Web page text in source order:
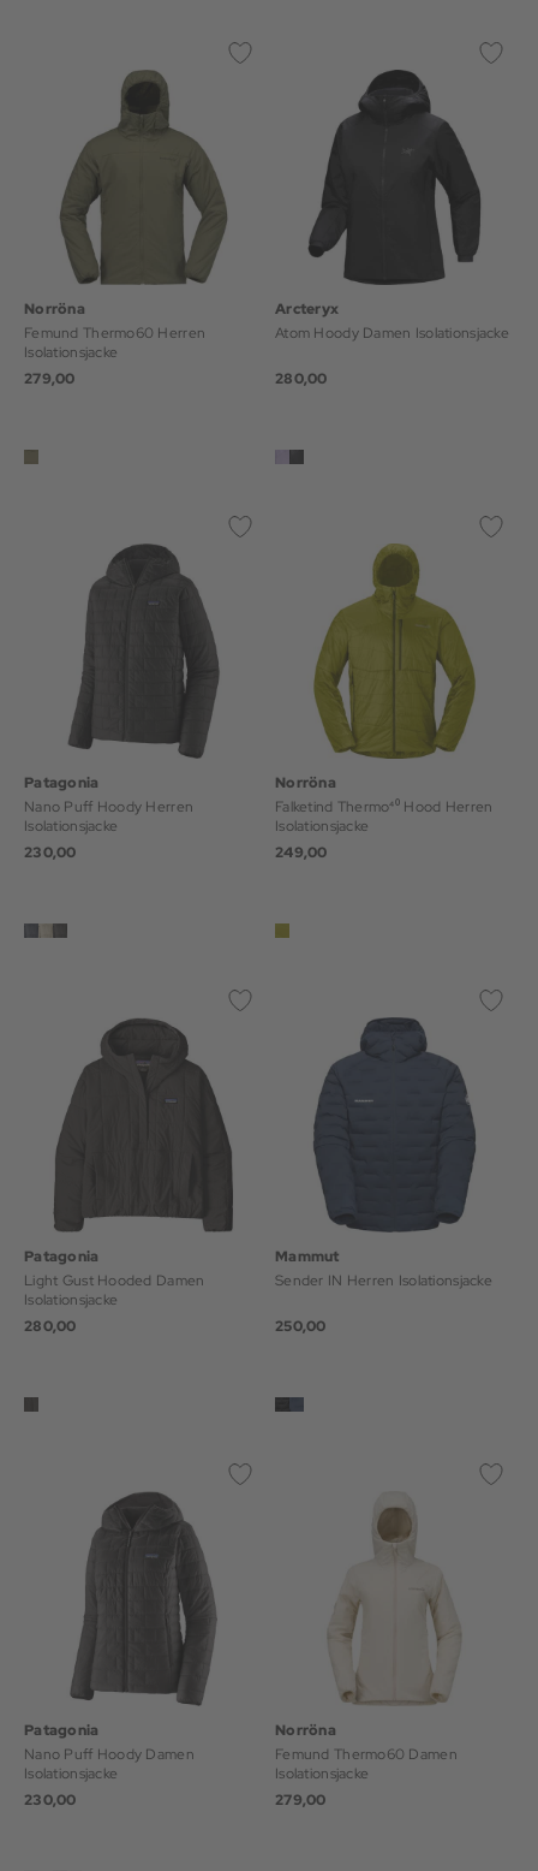
Norröna
Femund Thermo60 Herren
Isolationsjacke
279,00
Arcteryx
Atom Hoody Damen Isolationsjacke
280,00
Patagonia
Nano Puff Hoody Herren
Isolationsjacke
230,00
Norröna
Falketind Thermo⁴⁰ Hood Herren
Isolationsjacke
249,00
Patagonia
Light Gust Hooded Damen
Isolationsjacke
280,00
Mammut
Sender IN Herren Isolationsjacke
250,00
Patagonia
Nano Puff Hoody Damen
Isolationsjacke
230,00
Norröna
Femund Thermo60 Damen
Isolationsjacke
279,00